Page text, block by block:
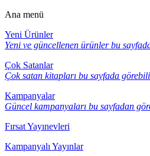
Ana menü
Yeni Ürünler
Yeni ve güncellenen ürünler bu
Çok Satanlar
Çok satan kitapları bu sayfada
Kampanyalar
Güncel kampanyaları bu sayfadan
Fırsat Yayınevleri
Kampanyalı Yayınlar